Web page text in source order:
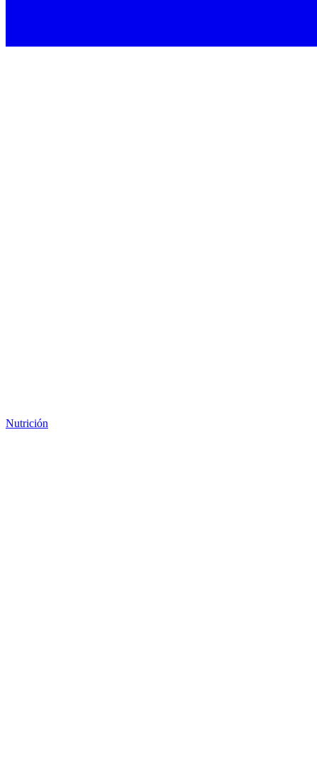
Nutrición